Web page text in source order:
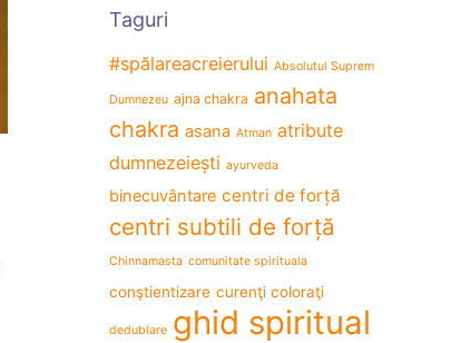
Taguri
#spălareacreierului Absolutul Suprem
Dumnezeu ajna chakra anahata
chakra asana Atman atribute
dumnezeiești ayurveda
binecuvântare centri de forță
centri subtili de forță
Chinnamasta comunitate spirituala
conştientizare curenţi coloraţi
dedublare ghid spiritual